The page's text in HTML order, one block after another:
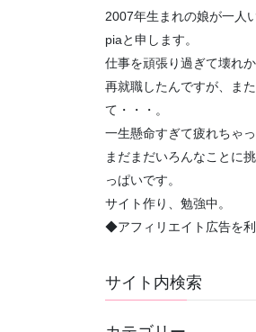
2007年生まれの娘が一人
piaと申します。
仕事を頑張り過ぎて壊れか
再就職したんですが、ま
て・・・。
一生懸命すぎて疲れちゃ
まだまだいろんなことに
っぱいです。
サイト作り、勉強中。
◆アフィリエイト広告を
サイト内検索